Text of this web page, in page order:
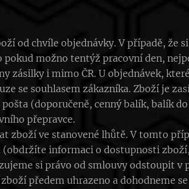
od chvíle objednávky. V případě, že
možno tentýž pracovní den,
zásilky i mimo ČR. U objednávek,
se souhlasem zákazníka. Zboží je
(doporučeně, cenný balík, balík
přepravce.
zboží ve stanovené lhůtě. V tomto
informaci o dostupnosti
si právo od smlouvy odstoupit v
předem uhrazeno a dohodneme